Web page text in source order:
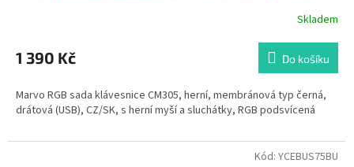
M
A
produktu
je
z
5
Skladem
1 390 Kč Do košíku
Marvo RGB sada klávesnice CM305, herní, membránová typ černá,
drátová (USB), CZ/SK, s herní myší a sluchátky, RGB podsvícená
Kód: YCEBUS75BU